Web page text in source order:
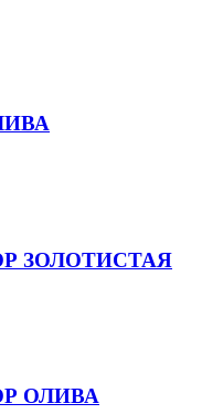
ЗОЛОТИСТАЯ
ОЛИВА